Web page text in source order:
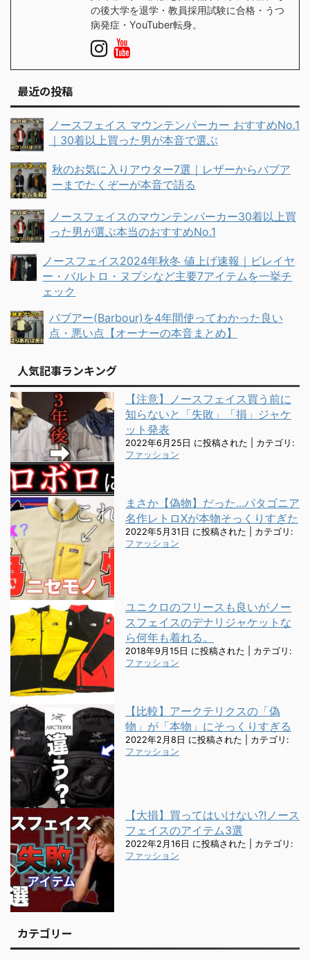
の後大学を退学・教員採用試験に合格・うつ
病発症・YouTuber転身。
最近の投稿
ノースフェイス マウンテンパーカー おすすめNo.1
｜30着以上買った男が本音で選ぶ
秋のお気に入りアウター7選｜レザーからバブア
ーまでたくぞーが本音で語る
ノースフェイスのマウンテンパーカー30着以上買
った男が選ぶ本当のおすすめNo.1
ノースフェイス2024年秋冬 値上げ速報｜ビレイヤ
ー・バルトロ・ヌプシなど主要7アイテムを一挙チ
ェック
バブアー(Barbour)を4年間使ってわかった良い
点・悪い点【オーナーの本音まとめ】
人気記事ランキング
【注意】ノースフェイス買う前に
知らないと「失敗」「損」ジャケ
ット発表
2022年6月25日 に投稿された
カテゴリ:
ファッション
まさか【偽物】だった...パタゴニア
名作レトロXが本物そっくりすぎた
2022年5月31日 に投稿された
カテゴリ:
ファッション
ユニクロのフリースも良いがノー
スフェイスのデナリジャケットな
ら何年も着れる。
2018年9月15日 に投稿された
カテゴリ:
ファッション
【比較】アークテリクスの「偽
物」が「本物」にそっくりすぎる
2022年2月8日 に投稿された
カテゴリ:
ファッション
【大損】買ってはいけない?!ノース
フェイスのアイテム3選
2022年2月16日 に投稿された
カテゴリ:
ファッション
カテゴリー